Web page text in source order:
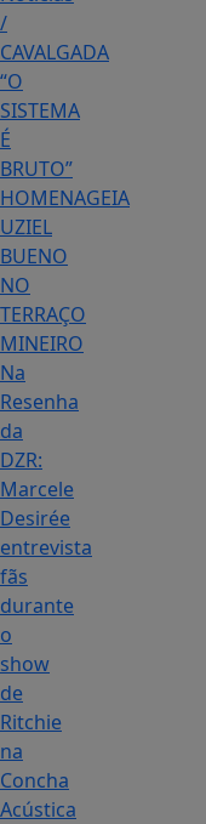
/
CAVALGADA
“O
SISTEMA
É
BRUTO”
HOMENAGEIA
UZIEL
BUENO
NO
TERRAÇO
MINEIRO
Na
Resenha
da
DZR:
Marcele
Desirée
entrevista
fãs
durante
o
show
de
Ritchie
na
Concha
Acústica